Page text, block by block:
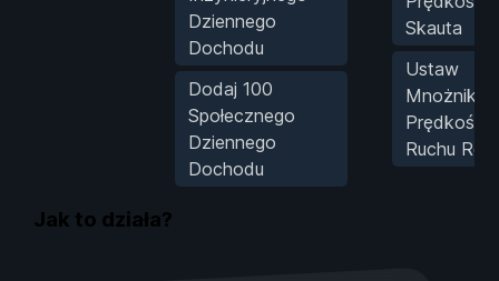
Dziennego
Dochodu
Dodaj 100
Społecznego
Dziennego
Dochodu
Skauta
Ustaw
Mnożnik
Prędkości
Ruchu
Jak to działa?